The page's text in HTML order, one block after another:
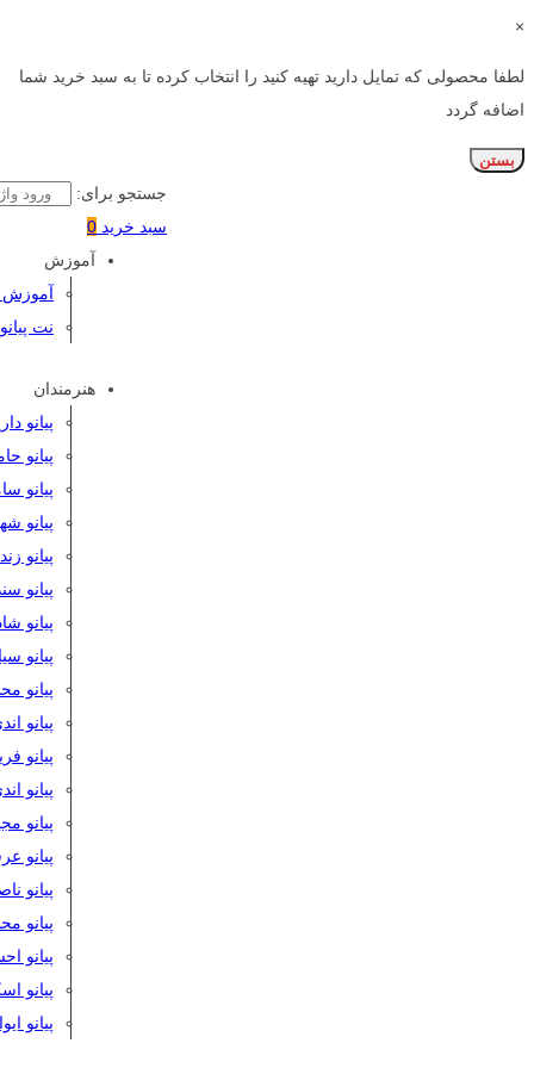
×
لطفا محصولی که تمایل دارید تهیه کنید را انتخاب کرده تا به سبد خرید شما
اضافه گردد
بستن
جستجو برای:
سبد خرید 0
آموزش
آموزش
نت پیانو
هنرمندان
پیانو
پیانو
پیانو
پیانو
پیانو
پیانو
پیانو
پیانو
پیانو
پیانو
پیانو
پیانو
پیانو
پیانو
پیانو
پیانو
پیانو
پیانو
پیانو